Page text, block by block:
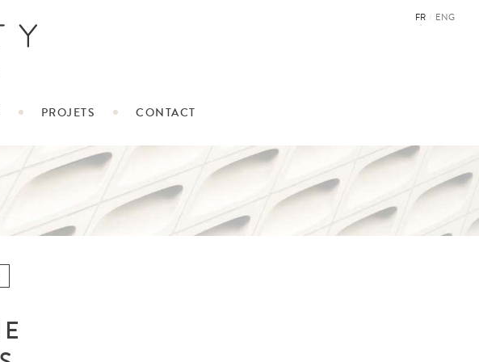
FR / ENG
PROJETS CONTACT